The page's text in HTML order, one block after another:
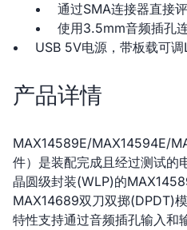
通过SMA连接器直接
使用3.5mm音频插孔
USB 5V电源，带板载可调
产品详情
MAX14589E/MAX14594E/
件）是装配完成且经过测试的
晶圆级封装(WLP)的
MAX14689双刀双掷(DPDT)
特性支持通过音频插孔输入和